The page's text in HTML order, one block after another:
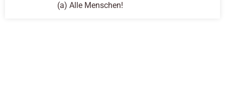
(a) Alle Menschen!